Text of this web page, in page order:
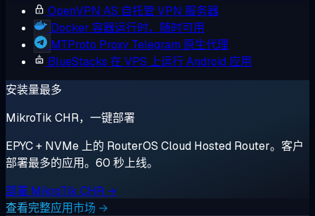
OpenVPN AS 自托管 VPN 服务器
Docker 容器运行时，随时可用
MTProto Proxy Telegram 原生代理
BlueStacks 在 VPS 上运行 Android 应用
安装量最多
MikroTik CHR，一键部署
EPYC + NVMe 上的 RouterOS Cloud Hosted Router。客户
部署最多的应用。60 秒上线。
部署 MikroTik CHR →
查看完整应用市场 →